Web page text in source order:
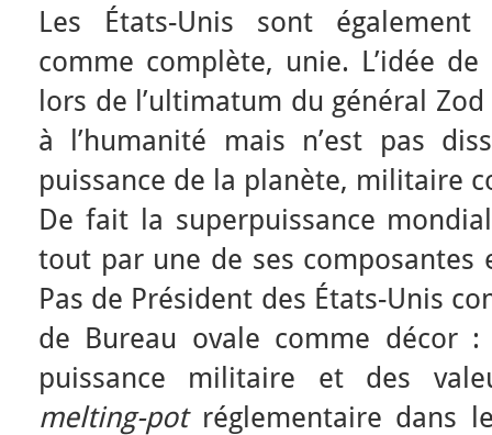
Les États-Unis sont
comme complète, unie. L’idée
lors de l’ultimatum du général
à l’humanité mais n’est pas
puissance de la planète, militaire
De fait la superpuissance
tout par une de ses composantes
Pas de Président des États-Unis
de Bureau ovale comme décor
puissance militaire et des
melting-potréglementaire dans